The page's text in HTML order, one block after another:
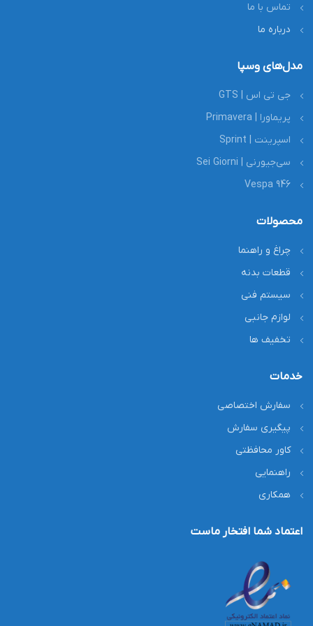
تماس با ما
درباره ما
مدل‌های وسپا
جی تی اس | GTS
پریماورا | Primavera
اسپرینت | Sprint
سی‌جیورنی | Sei Giorni
Vespa 946
محصولات
چراغ و راهنما
قطعات بدنه
سیستم فنی
لوازم جانبی
تخفیف ها
خدمات
سفارش اختصاصی
پیگیری سفارش
کاور محافظتی
راهنمایی
همکاری
اعتماد شما افتخار ماست